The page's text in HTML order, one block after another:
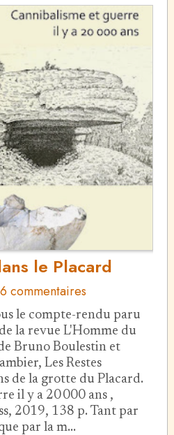
le Placard
6 commentaires
le compte-rendu paru
la revue L'Homme du
Bruno Boulestin et
Les Restes
de la grotte du Placard.
il y a 20 000 ans ,
2019, 138 p. Tant par
par la m…